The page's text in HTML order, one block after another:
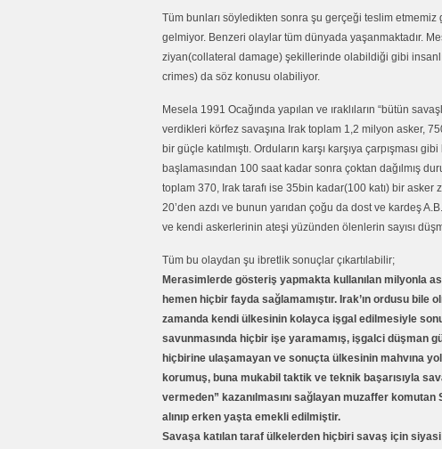
Tüm bunları söyledikten sonra şu gerçeği teslim
gelmiyor. Benzeri olaylar tüm dünyada yaşanmaktadır.
ziyan(collateral damage) şekillerinde olabildiği gibi
crimes) da söz konusu olabiliyor.
Mesela 1991 Ocağında yapılan ve ıraklıların “bütün
verdikleri körfez savaşına Irak toplam 1,2 milyon asker,
bir güçle katılmıştı. Orduların karşı karşıya çarpışması
başlamasından 100 saat kadar sonra çoktan dağılmış
toplam 370, Irak tarafı ise 35bin kadar(100 katı) bir asker
20’den azdı ve bunun yarıdan çoğu da dost ve kardeş
ve kendi askerlerinin ateşi yüzünden ölenlerin sayısı
Tüm bu olaydan şu ibretlik sonuçlar çıkartılabilir;
Merasimlerde gösteriş yapmakta kullanılan milyonla
hemen hiçbir fayda sağlamamıştır. Irak’ın ordusu
zamanda kendi ülkesinin kolayca işgal edilmesiyle
savunmasında hiçbir işe yaramamış, işgalci düşman
hiçbirine ulaşamayan ve sonuçta ülkesinin mahvına
korumuş, buna mukabil taktik ve teknik başarısıyla
vermeden” kazanılmasını sağlayan muzaffer
alınıp erken yaşta emekli edilmiştir.
Savaşa katılan taraf ülkelerden hiçbiri savaş için